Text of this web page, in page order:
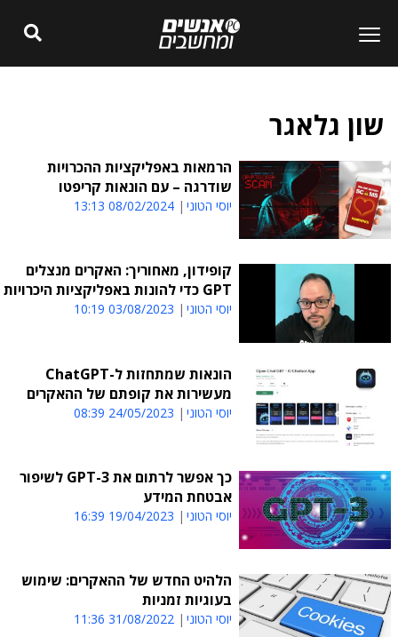
שון גלאגר
הרמאות באפליקציות ההכרויות
שודרגה – עם הונאות קריפטו
יוסי הטוני 08/02/2024 13:13
קופידון, מאחוריך: האקרים מנצלים
GPT כדי להונות באפליקציות היכרויות
יוסי הטוני 03/08/2023 10:19
הונאות שמתחזות ל-ChatGPT
מעשירות את קופתם של ההאקרים
יוסי הטוני 24/05/2023 08:39
כך אפשר לרתום את GPT-3 לשיפור
אבטחת המידע
יוסי הטוני 19/04/2023 16:39
הלהיט החדש של ההאקרים: שימוש
בעוגיות זמניות
יוסי הטוני 31/08/2022 11:36